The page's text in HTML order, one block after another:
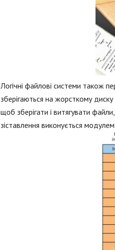
Логічні файлові системи також
зберігаються на жорсткому диску
щоб зберігати і витягувати
зіставлення виконується